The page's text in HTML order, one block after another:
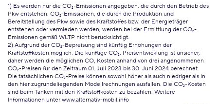
1) Es werden nur die CO₂-Emissionen angegeben, die durch den Betrieb des
Pkw entstehen. CO₂-Emissionen, die durch die Produktion und
Bereitstellung des Pkw sowie des Kraftstoffes bzw. der Energieträger
entstehen oder vermieden werden, werden bei der Ermittlung der CO₂-
Emissionen gemäß WLTP nicht berücksichtigt.
2) Aufgrund der CO₂-Bepreisung sind künftig Erhöhungen der
Kraftstoffkosten möglich. Die künftige CO₂, Preisentwicklung ist unsicher,
daher werden die möglichen CO, Kosten anhand von drei angenommenen
CO₂-Preisen für den Zeitraum 01. Juli 2023 bis 30. Juni 2024 berechnet.
Die tatsächlichen CO₂-Preise können sowohl höher als auch niedriger als in
den hier zugrundeliegenden Modellrechnungen ausfallen. Die CO₂-Kosten
sind beim Tanken mit den Kraftstoffkosten zu bezahlen. Weitere
Informationen unter www.alternativ-mobil.info